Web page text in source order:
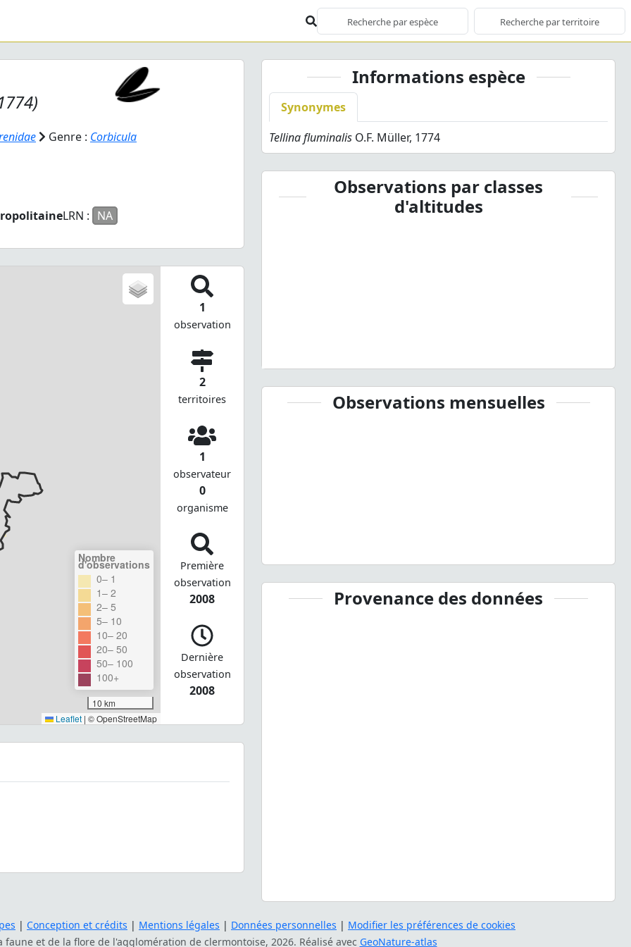
Genre : Corbicula
LRN : NA
Nombre
d'observations
0– 1
1– 2
2– 5
5– 10
10– 20
20– 50
50– 100
100+
10 km
Leaflet | © OpenStreetMap
1
observation
2
territoires
1
observateur
0
organisme
Première
observation
2008
Dernière
observation
2008
Informations espèce
Synonymes
Tellina fluminalis O.F. Müller, 1774
Observations par classes
d'altitudes
Observations mensuelles
Provenance des données
| Conception et crédits | Mentions légales | Données personnelles | Modifier les préférences de cookies
faune et de la flore de l'agglomération de clermontoise, 2026. Réalisé avec GeoNature-atlas